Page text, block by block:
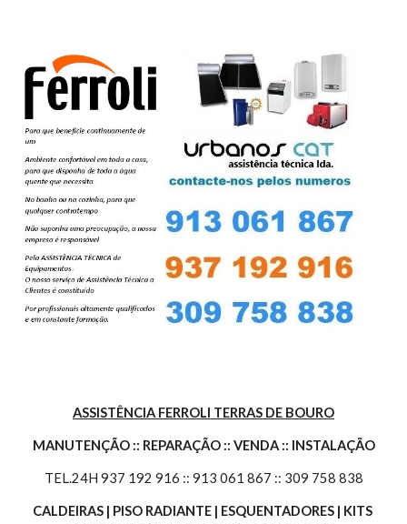
ASSISTÊNCIA FERROLI TERRAS DE BOURO
MANUTENÇÃO :: REPARAÇÃO :: VENDA :: INSTALAÇÃO
TEL.24H 937 192 916 :: 913 061 867 :: 309 758 838
CALDEIRAS | PISO RADIANTE | ESQUENTADORES | KITS